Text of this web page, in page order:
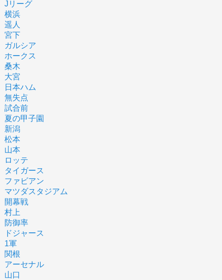
Jリーグ
横浜
遥人
宮下
ガルシア
ホークス
桑木
大宮
日本ハム
無失点
試合前
夏の甲子園
新潟
松本
山本
ロッテ
タイガース
ファビアン
マツダスタジアム
開幕戦
村上
防御率
ドジャース
1軍
関根
アーセナル
山口